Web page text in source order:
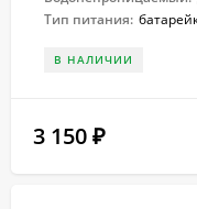
Тип питания:
В НАЛИЧИИ
3 150 ₽